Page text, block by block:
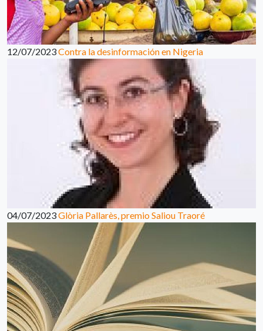
12/07/2023Contra la desinformación en Nigeria
04/07/2023Glòria Pallarès, premio Saliou Traoré